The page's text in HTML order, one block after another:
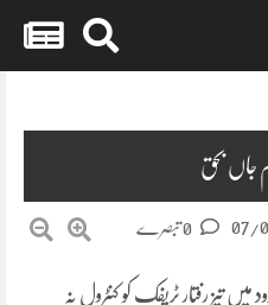
جاں بحق
07/
تیز رفتار ٹریفک کو کنٹرول نہ